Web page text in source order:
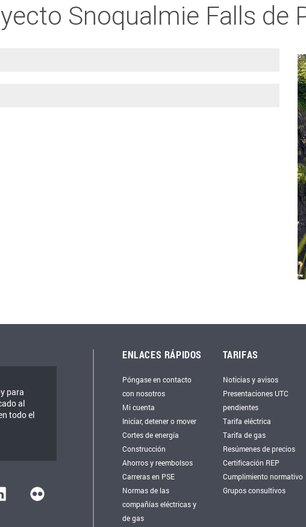
Snoqualmie Falls de
para
al
todo el
ENLACES RÁPIDOS
Póngase en contacto
con nosotros
Mi cuenta
Iniciar, detener o mover
Cortes de energía
Construcción
Ahorros y reembolsos
Carreras en PSE
Normas de las
compañías eléctricas y
de gas
TARIFAS
Noticias y avisos
Presentaciones UTC
pendientes
Tarifa eléctrica
Tarifa de gas
Resúmenes de precios
Certificación REP
Cumplimiento normativo
Grupos consultivos